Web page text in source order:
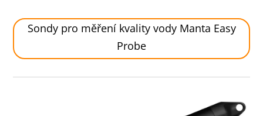
Sondy pro měření kvality vody Manta Easy
Probe